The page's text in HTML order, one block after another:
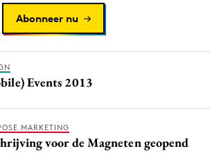
Abonneer nu
Events 2013
MARKETING
voor de Magneten geopend